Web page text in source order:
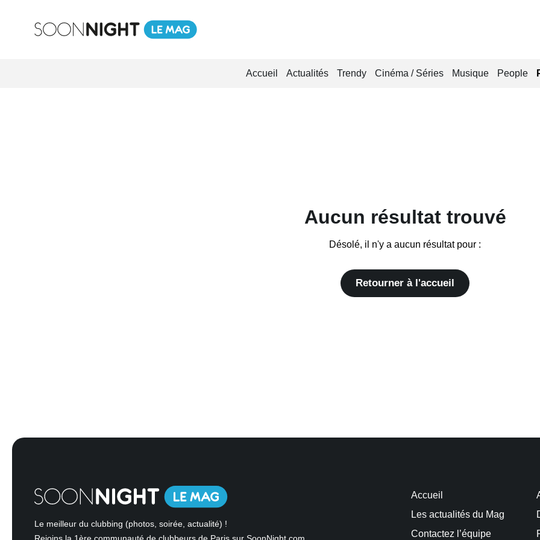
Accueil Actualités Trendy Cinéma / Séries Musique People
Aucun résultat trouvé
Désolé, il n'y a aucun résultat pour :
Retourner à l'accueil
Le meilleur du clubbing (photos, soirée, actualité) !
Accueil
Les actualités du Mag
Contactez l’équipe